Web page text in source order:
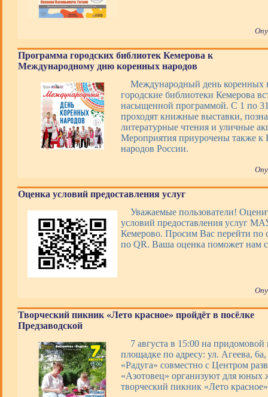
Программа городских библиотек Кемерова к
Международному дню коренных народов
Международный день коренных
городские библиотеки Кемерова
насыщенной программой. С 1 по 31
проходят книжные выставки,
литературные чтения и уличные
Мероприятия приурочены также к
народов России.
Оценка условий предоставления услуг
Уважаемые пользователи!
условий предоставления услуг
Кемерово. Просим Вас перейти по
по QR. Ваша оценка поможет нам
Творческий пикник «Лето красное» пройдёт в посёлке
Предзаводской
7 августа в 15:00 на придомовой
площадке по адресу: ул. Агеева,
«Радуга» совместно с Центром
«Азотовец» организуют для юных
творческий пикник «Лето